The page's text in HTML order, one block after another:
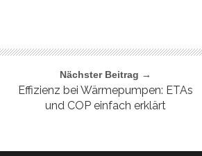
Nächster Beitrag →
Effizienz bei Wärmepumpen: ETAs
und COP einfach erklärt